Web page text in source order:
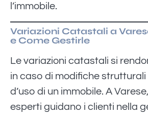
l’immobile.
Variazioni Catastali a
e Come Gestirle
Le variazioni catastali si
in caso di modifiche
d’uso di un immobile. A
esperti guidano i clienti nella